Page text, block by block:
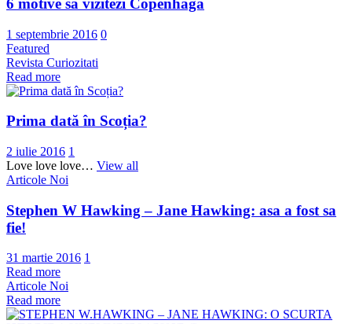
6 motive sa vizitezi Copenhaga
1 septembrie 2016 0
Featured
Revista Curiozitati
Read more
Prima dată în Scoția?
2 iulie 2016 1
Love love love… View all
Articole Noi
Stephen W Hawking – Jane Hawking: asa a fost sa
fie!
31 martie 2016 1
Read more
Articole Noi
Read more